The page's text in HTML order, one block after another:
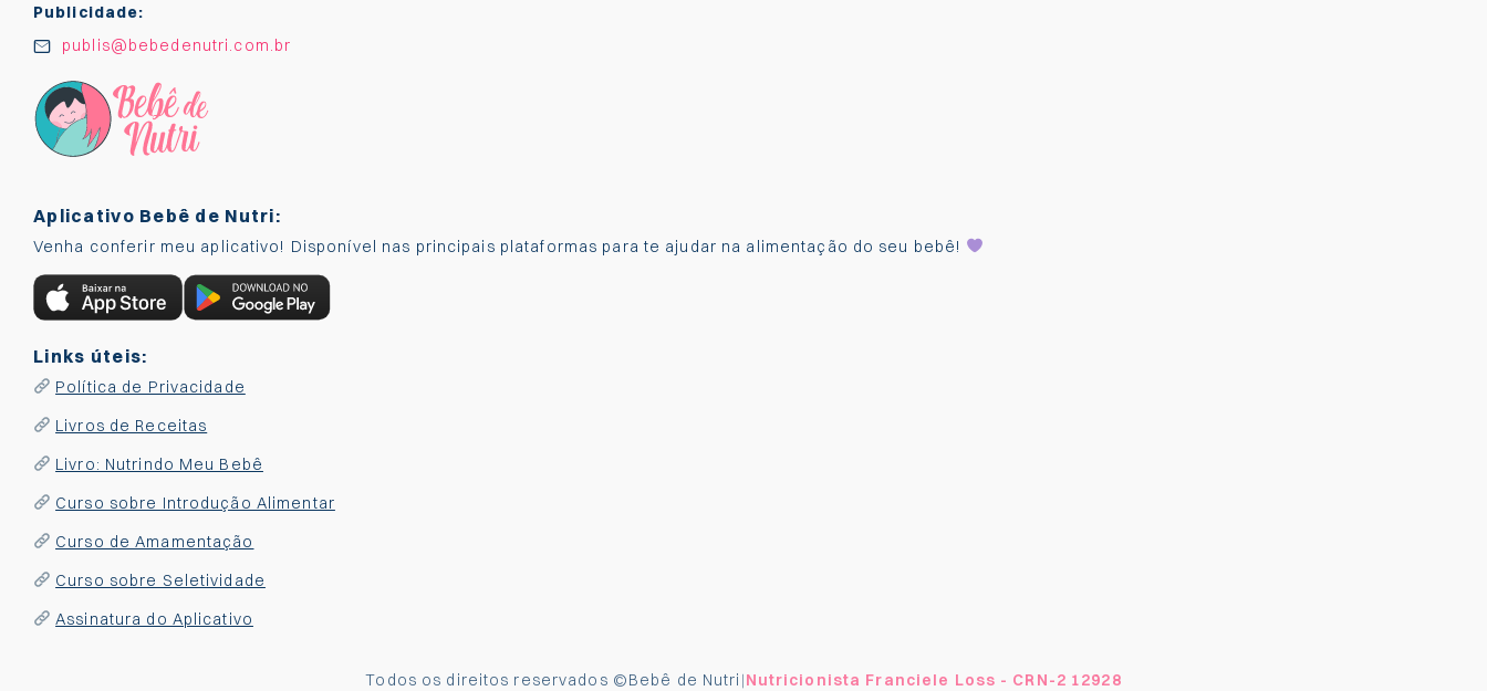
Publicidade:
publis@bebedenutri.com.br
Aplicativo Bebê de Nutri:
Venha conferir meu aplicativo! Disponível nas principais plataformas para te ajudar na alimentação do seu bebê!
Links úteis:
Política de Privacidade
Livros de Receitas
Livro: Nutrindo Meu Bebê
Curso sobre Introdução Alimentar
Curso de Amamentação
Curso sobre Seletividade
Assinatura do Aplicativo
Todos os direitos reservados ©Bebê de Nutri |Nutricionista Franciele Loss - CRN-2 12928